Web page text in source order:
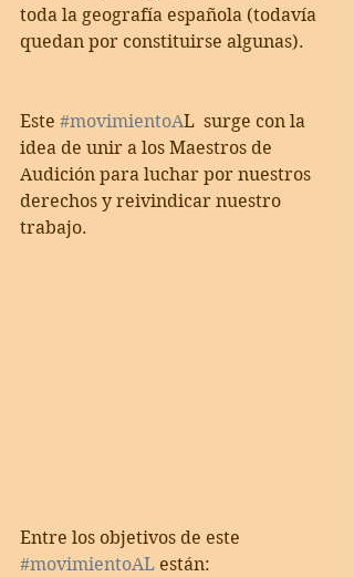
toda la geografía española (todavía
quedan por constituirse algunas).
Este #movimientoAL  surge con la
idea de unir a los Maestros de
Audición para luchar por nuestros
derechos y reivindicar nuestro
trabajo.
Entre los objetivos de este
#movimientoAL están: